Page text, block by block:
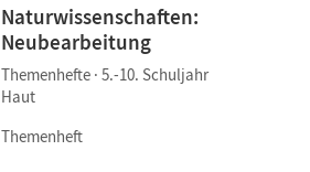
Naturwissenschaften:
Neubearbeitung
Themenhefte · 5.-10. Schuljahr
Haut
Themenheft